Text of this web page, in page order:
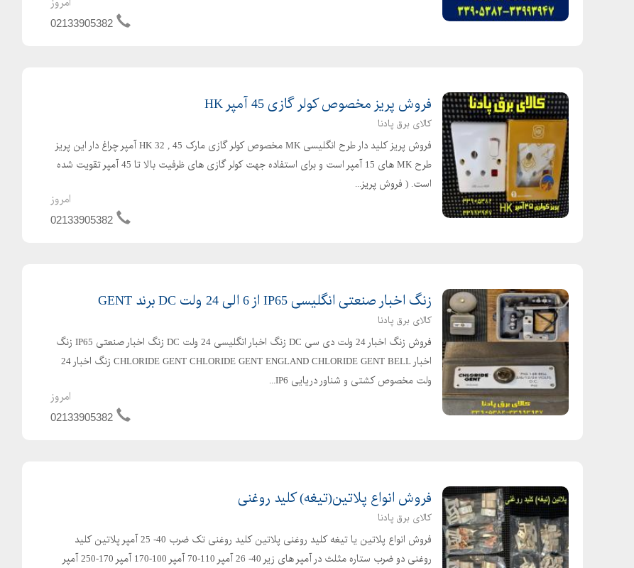
02133905382
فروش پریز مخصوص کولر گازی 45 آمپر HK
کالای برق پادنا
فروش پریز کلید دار طرح انگلیسی MK مخصوص کولر گازی مارک HK 32 , 45 آمپر چراغ دار این پریز
طرح MK های 15 آمپر است و برای استفاده جهت کولر گازی های ظرفیت بالا تا 45 آمپر تقویت شده
است. ( فروش پریز...
امروز
02133905382
زنگ اخبار صنعتی انگلیسی IP65 از 6 الی 24 ولت DC برند GENT
کالای برق پادنا
فروش زنگ اخبار 24 ولت دی سی DC زنگ اخبار انگلیسی 24 ولت DC زنگ اخبار صنعتی IP65 زنگ
اخبار CHLORIDE GENT CHLORIDE GENT ENGLAND CHLORIDE GENT BELL زنگ اخبار 24
ولت مخصوص کشتی و شناور دریایی IP6...
امروز
02133905382
فروش انواع پلاتین(تیغه) کلید روغنی
کالای برق پادنا
فروش انواع پلاتین یا تیغه کلید روغنی پلاتین کلید روغنی تک ضرب 40- 25 آمپر پلاتین کلید
روغنی دو ضرب ستاره مثلث در آمپر های زیر 40- 26 آمپر 110-70 آمپر 100-170 آمپر 170-250 آمپر